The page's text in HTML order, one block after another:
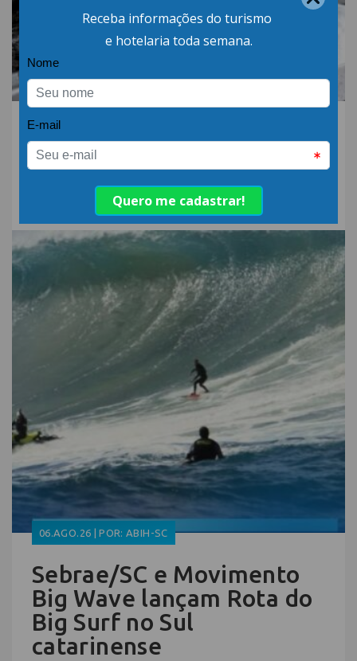
Qual a diferença entre
detergente alcalino e
neutro?
06.AGO.26 | POR: ABIH-SC
Sebrae/SC e Movimento
Big Wave lançam Rota do
Big Surf no Sul
catarinense